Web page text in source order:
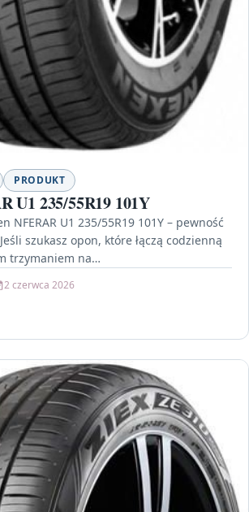
PRODUKT
U1 235/55R19 101Y
NFERAR U1 235/55R19 101Y – pewność
szukasz opon, które łączą codzienną
trzymaniem na…
2 czerwca 2026